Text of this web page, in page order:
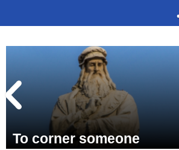
To corner someone